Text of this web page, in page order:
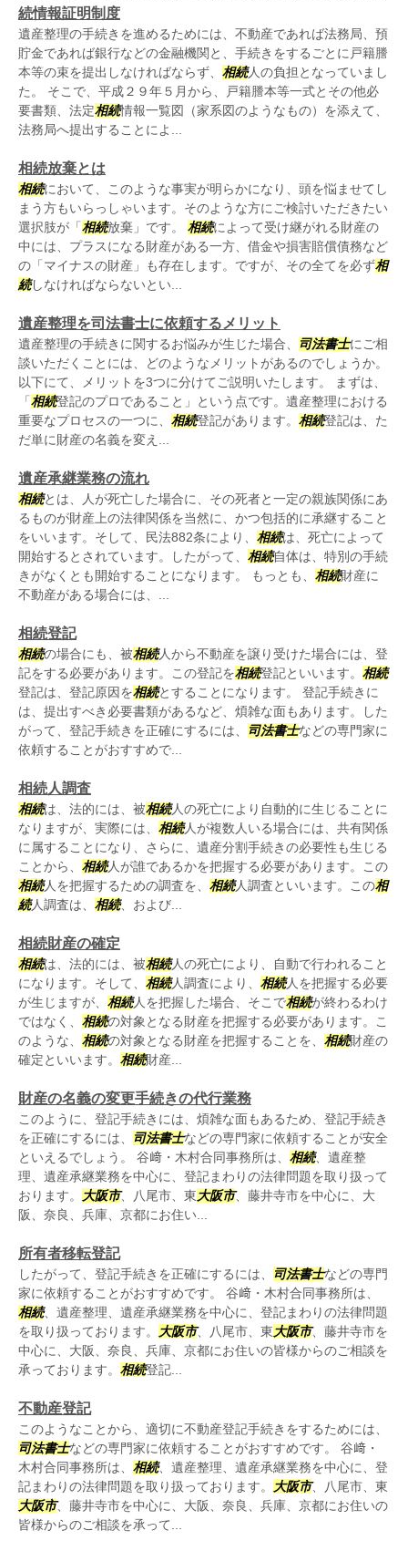
続情報証明制度
遺産整理の手続きを進めるためには、不動産であれば法務局、預
貯金であれば銀行などの金融機関と、手続きをするごとに戸籍謄
本等の束を提出しなければならず、 相続人の負担となっていまし
た。 そこで、平成２９年５月から、戸籍謄本等一式とその他必
要書類、法定相続情報一覧図（家系図のようなもの）を添えて、
法務局へ提出することによ...
相続放棄とは
相続において、このような事実が明らかになり、頭を悩ませてし
まう方もいらっしゃいます。そのような方にご検討いただきたい
選択肢が「 相続放棄」です。 相続によって受け継がれる財産の
中には、プラスになる財産がある一方、借金や損害賠償債務など
の「マイナスの財産」も存在します。ですが、その全てを必ず相
続しなければならないとい...
遺産整理を司法書士に依頼するメリット
遺産整理の手続きに関するお悩みが生じた場合、 司法書士にご相
談いただくことには、どのようなメリットがあるのでしょうか。
以下にて、メリットを3つに分けてご説明いたします。 まずは、
「 相続登記のプロであること」という点です。遺産整理における
重要なプロセスの一つに、 相続登記があります。 相続登記は、た
だ単に財産の名義を変え...
遺産承継業務の流れ
相続とは、人が死亡した場合に、その死者と一定の親族関係にあ
るものが財産上の法律関係を当然に、かつ包括的に承継すること
をいいます。そして、民法882条により、 相続は、死亡によって
開始するとされています。したがって、 相続自体は、特別の手続
きがなくとも開始することになります。 もっとも、 相続財産に
不動産がある場合には、...
相続登記
相続の場合にも、被相続人から不動産を譲り受けた場合には、登
記をする必要があります。この登記を相続登記といいます。 相続
登記は、登記原因を相続とすることになります。 登記手続きに
は、提出すべき必要書類があるなど、煩雑な面もあります。した
がって、登記手続きを正確にするには、
司法書士などの専門家に
依頼することがおすすめで...
相続人調査
相続は、法的には、被相続人の死亡により自動的に生じることに
なりますが、実際には、 相続人が複数人いる場合には、共有関係
に属することになり、さらに、遺産分割手続きの必要性も生じる
ことから、 相続人が誰であるかを把握する必要があります。この
相続人を把握するための調査を、 相続人調査といいます。この相
続人調査は、 相続、および...
相続財産の確定
相続は、法的には、被相続人の死亡により、自動で行われること
になります。そして、 相続人調査により、 相続人を把握する必要
が生じますが、 相続人を把握した場合、そこで相続が終わるわけ
ではなく、 相続の対象となる財産を把握する必要があります。こ
のような、 相続の対象となる財産を把握することを、 相続財産の
確定といいます。 相続財産...
財産の名義の変更手続きの代行業務
このように、登記手続きには、煩雑な面もあるため、登記手続き
を正確にするには、
司法書士などの専門家に依頼することが安全
といえるでしょう。 谷﨑・木村合同事務所は、 相続、遺産整
理、遺産承継業務を中心に、登記まわりの法律問題を取り扱って
おります。
大阪市、八尾市、東大阪市、藤井寺市を中心に、大
阪、奈良、兵庫、京都にお住い...
所有者移転登記
したがって、登記手続きを正確にするには、 司法書士などの専門
家に依頼することがおすすめです。 谷﨑・木村合同事務所は、
相続、遺産整理、遺産承継業務を中心に、登記まわりの法律問題
を取り扱っております。
大阪市、八尾市、東大阪市、藤井寺市を
中心に、大阪、奈良、兵庫、京都にお住いの皆様からのご相談を
承っております。 相続登記...
不動産登記
このようなことから、適切に不動産登記手続きをするためには、
司法書士などの専門家に依頼することがおすすめです。 谷﨑・
木村合同事務所は、 相続、遺産整理、遺産承継業務を中心に、登
記まわりの法律問題を取り扱っております。
大阪市、八尾市、東
大阪市、藤井寺市を中心に、大阪、奈良、兵庫、京都にお住いの
皆様からのご相談を承って...